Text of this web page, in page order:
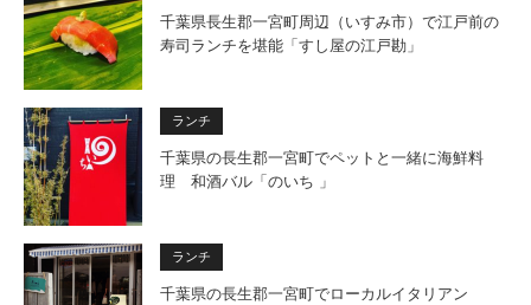
千葉県長生郡一宮町周辺（いすみ市）で江戸前の
寿司ランチを堪能「すし屋の江戸勘」
ランチ
千葉県の長生郡一宮町でペットと一緒に海鮮料
理 和酒バル「のいち 」
ランチ
千葉県の長生郡一宮町でローカルイタリアン